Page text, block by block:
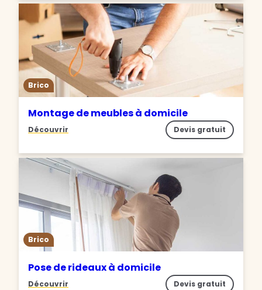
Brico
Montage de meubles à domicile
Découvrir Devis gratuit
Brico
Pose de rideaux à domicile
Découvrir Devis gratuit